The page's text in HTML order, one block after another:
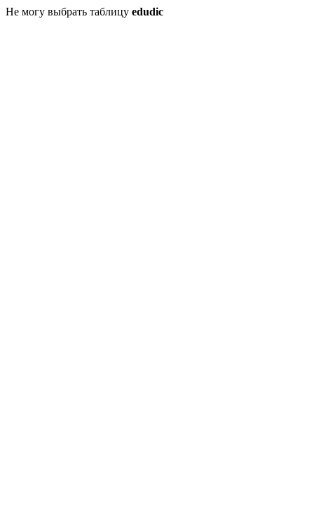
Не могу выбрать таблицу edudic